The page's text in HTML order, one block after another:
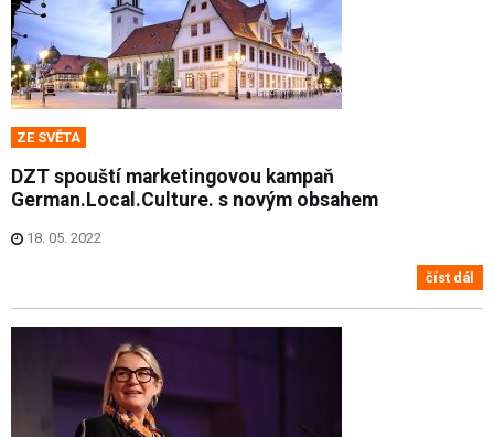
ZE SVĚTA
DZT spouští marketingovou kampaň
German.Local.Culture. s novým obsahem
18. 05. 2022
číst dál